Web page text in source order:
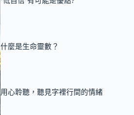
什麼是生命靈數？
用心聆聽，聽見字裡行間的情緒